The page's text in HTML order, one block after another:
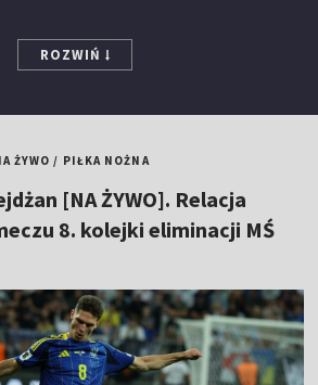
ROZWIŃ
ŻYWO / PIŁKA NOŻNA
[NA ŻYWO]. Relacja
8. kolejki eliminacji MŚ